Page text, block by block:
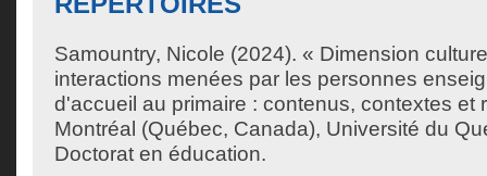
Samountry, Nicole (2024). « Dimension
interactions menées par les personnes
d'accueil au primaire : contenus, contextes et
Montréal (Québec, Canada), Université du
Doctorat en éducation.